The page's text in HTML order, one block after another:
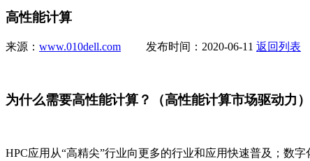
高性能计算
来源： www.010dell.com 发布时间：2020-06-11 返回列表
为什么需要高性能计算？（高性能计算市场驱动力）
HPC应用从“高精尖”行业向更多的行业和应用快速普及；数